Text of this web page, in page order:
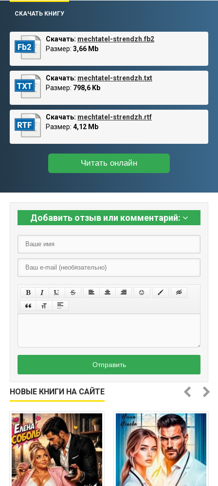
СКАЧАТЬ КНИГУ
Скачать: mechtatel-strendzh.fb2
Размер: 3,66 Mb
Скачать: mechtatel-strendzh.txt
Размер: 798,6 Kb
Скачать: mechtatel-strendzh.rtf
Размер: 4,12 Mb
Читать онлайн
Добавить отзыв или комментарий:
Отправить
НОВЫЕ КНИГИ НА САЙТЕ